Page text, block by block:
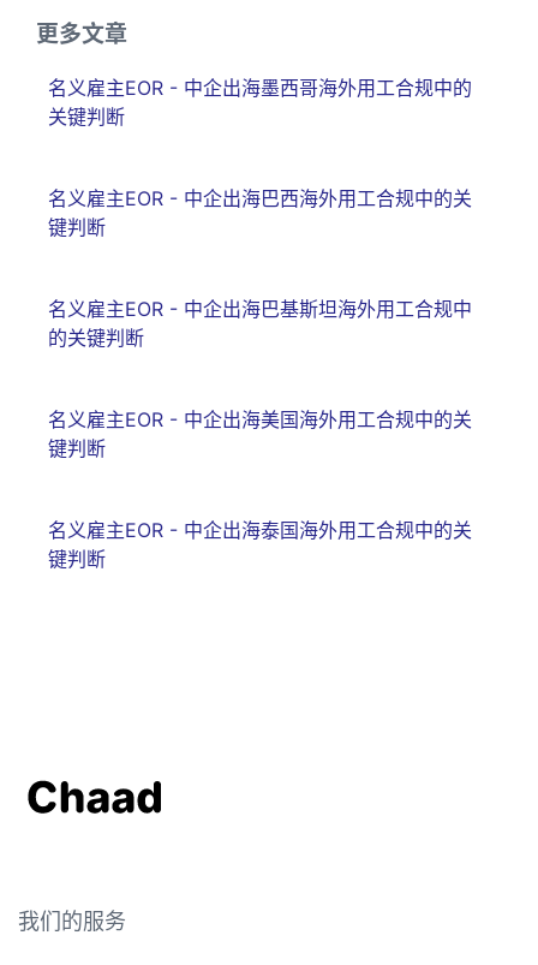
更多文章
名义雇主EOR - 中企出海墨西哥海外用工合规中的
关键判断
名义雇主EOR - 中企出海巴西海外用工合规中的关
键判断
名义雇主EOR - 中企出海巴基斯坦海外用工合规中
的关键判断
名义雇主EOR - 中企出海美国海外用工合规中的关
键判断
名义雇主EOR - 中企出海泰国海外用工合规中的关
键判断
我们的服务